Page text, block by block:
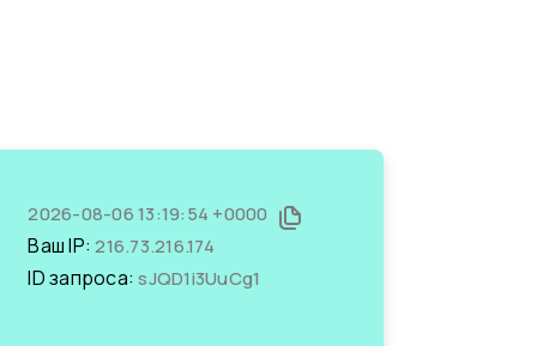
2026-08-06 13:19:54 +0000
Ваш IP:216.73.216.174
ID запроса:sJQD1i3UuCg1